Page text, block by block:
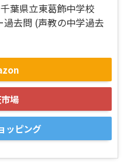
葉県立東葛飾中学校
去問 (声教の中学過去
場
ッピング